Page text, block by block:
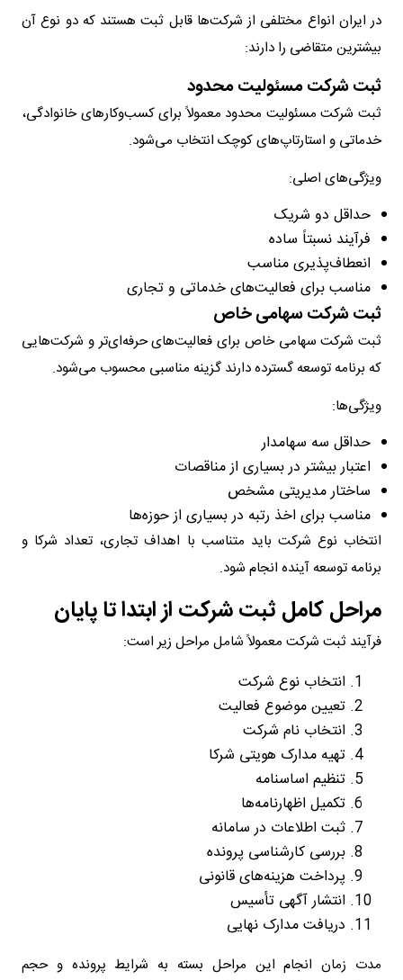
در ایران انواع مختلفی از شرکت‌ها قابل ثبت هستند که دو نوع آن
بیشترین متقاضی را دارند:
ثبت شرکت مسئولیت محدود
ثبت شرکت مسئولیت محدود معمولاً برای کسب‌وکارهای خانوادگی،
خدماتی و استارتاپ‌های کوچک انتخاب می‌شود.
ویژگی‌های اصلی:
حداقل دو شریک
فرآیند نسبتاً ساده
انعطاف‌پذیری مناسب
مناسب برای فعالیت‌های خدماتی و تجاری
ثبت شرکت سهامی خاص
ثبت شرکت سهامی خاص برای فعالیت‌های حرفه‌ای‌تر و شرکت‌هایی
که برنامه توسعه گسترده دارند گزینه مناسبی محسوب می‌شود.
ویژگی‌ها:
حداقل سه سهامدار
اعتبار بیشتر در بسیاری از مناقصات
ساختار مدیریتی مشخص
مناسب برای اخذ رتبه در بسیاری از حوزه‌ها
انتخاب نوع شرکت باید متناسب با اهداف تجاری، تعداد شرکا و
برنامه توسعه آینده انجام شود.
مراحل کامل ثبت شرکت از ابتدا تا پایان
فرآیند ثبت شرکت معمولاً شامل مراحل زیر است:
انتخاب نوع شرکت
تعیین موضوع فعالیت
انتخاب نام شرکت
تهیه مدارک هویتی شرکا
تنظیم اساسنامه
تکمیل اظهارنامه‌ها
ثبت اطلاعات در سامانه
بررسی کارشناسی پرونده
پرداخت هزینه‌های قانونی
انتشار آگهی تأسیس
دریافت مدارک نهایی
مدت زمان انجام این مراحل بسته به شرایط پرونده و حجم